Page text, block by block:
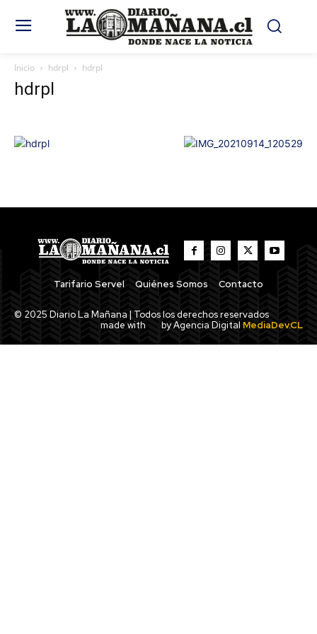
Inicio hdrpl hdrpl
hdrpl
Tarifario Servel Quiénes Somos Contacto
© 2025 Diario La Mañana | Todos los derechos reservados
made with
by Agencia Digital MediaDev.CL